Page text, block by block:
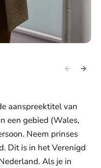
aanspreektitel van
een gebied (Wales,
Neem prinses
Dit is in het Verenigd
Als je in